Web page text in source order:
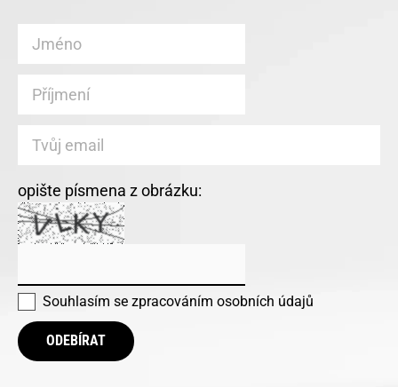
opište písmena z obrázku:
Souhlasím se zpracováním osobních údajů
ODEBÍRAT